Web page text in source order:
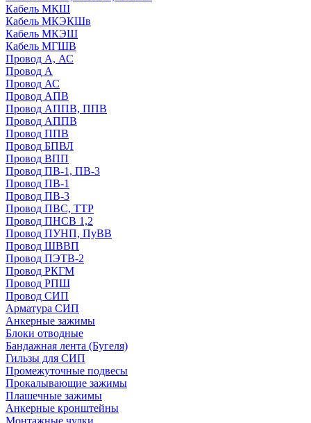
Кабель МКШ
Кабель МКЭКШв
Кабель МКЭШ
Кабель МГШВ
Провод А, АС
Провод А
Провод АС
Провод АПВ
Провод АППВ, ППВ
Провод АППВ
Провод ППВ
Провод БПВЛ
Провод ВПП
Провод ПВ-1, ПВ-3
Провод ПВ-1
Провод ПВ-3
Провод ПВС, ТТР
Провод ПНСВ 1,2
Провод ПУНП, ПуВВ
Провод ШВВП
Провод ПЭТВ-2
Провод РКГМ
Провод РПШ
Провод СИП
Арматура СИП
Анкерные зажимы
Блоки отводные
Бандажная лента (Бугеля)
Гильзы для СИП
Промежуточные подвесы
Прокалывающие зажимы
Плашечные зажимы
Анкерные кронштейны
Монтажные чулки